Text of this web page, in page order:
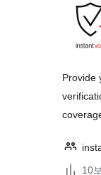
Provide
10